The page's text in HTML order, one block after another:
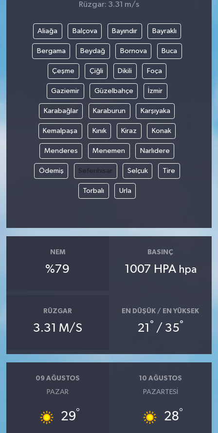
Rüzgar: 3.31 m/s
Aliağa Balçova Bayındır Bayraklı
Bergama Beydağ Bornova Buca
Çeşme Çiğli Dikili Foça
Gaziemir Güzelbahçe İzmir
Karabağlar Karaburun Karşıyaka
Kemalpaşa Kınık Kiraz Konak
Menderes Menemen Narlıdere
Ödemiş Seferihisar Selçuk Tire
Torbalı Urla
NEM
%79
BASINÇ
1007 HPA hpa
RÜZGAR
3.31 M/S
EN DÜŞÜK / EN YÜKSEK
21 ° / 35°
09 AĞUSTOS
PAZAR
29°
10 AĞUSTOS
PAZARTESI
28°